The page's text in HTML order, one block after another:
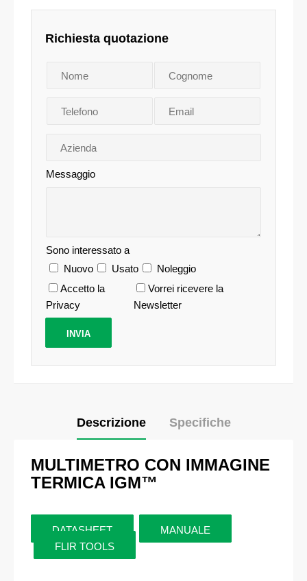
Richiesta quotazione
Messaggio
Sono interessato a
Nuovo
Usato
Noleggio
Accetto la
Privacy
Vorrei ricevere la
Newsletter
Descrizione Specifiche
MULTIMETRO CON IMMAGINE
TERMICA IGM™
DATASHEET
MANUALE
FLIR TOOLS